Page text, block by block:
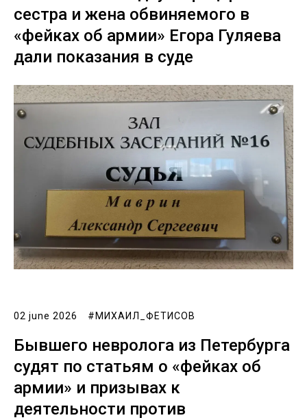
сестра и жена обвиняемого в
«фейках об армии» Егора Гуляева
дали показания в суде ‎
02 june 2026 #МИХАИЛ_ФЕТИСОВ
Бывшего невролога из Петербурга
судят по статьям о «фейках об
армии» и призывах к
деятельности против